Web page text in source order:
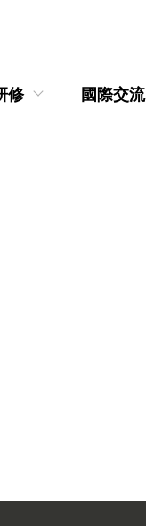
修 國際交流